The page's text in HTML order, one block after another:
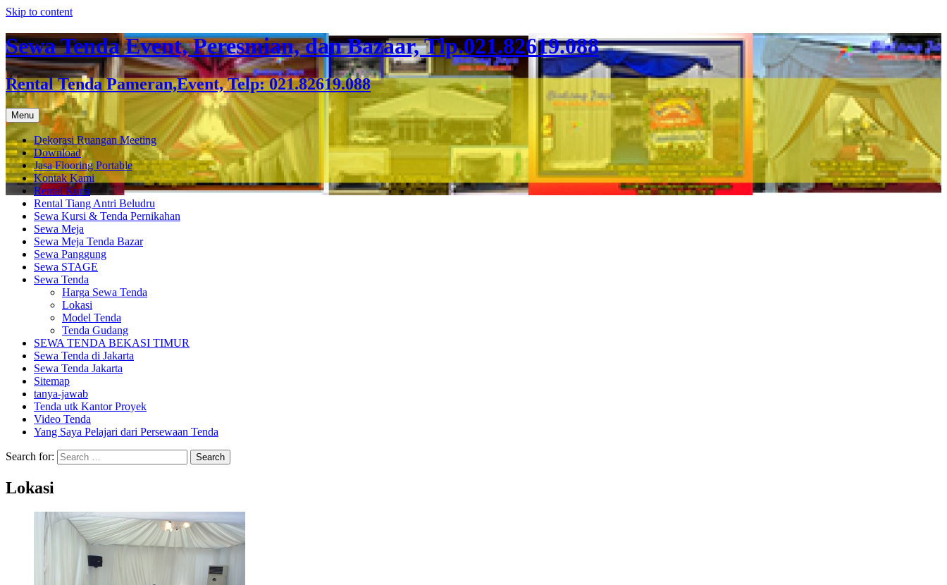
Skip to content
Sewa Tenda Event, Peresmian, dan Bazaar, Tlp.021.82619.088
Rental Tenda Pameran,Event, Telp: 021.82619.088
Menu
Dekorasi Ruangan Meeting
Download
Jasa Flooring Portable
Kontak Kami
Rental Kursi
Rental Tiang Antri Beludru
Sewa Kursi & Tenda Pernikahan
Sewa Meja
Sewa Meja Tenda Bazar
Sewa Panggung
Sewa STAGE
Sewa Tenda
Harga Sewa Tenda
Lokasi
Model Tenda
Tenda Gudang
SEWA TENDA BEKASI TIMUR
Sewa Tenda di Jakarta
Sewa Tenda Jakarta
Sitemap
tanya-jawab
Tenda utk Kantor Proyek
Video Tenda
Yang Saya Pelajari dari Persewaan Tenda
Search for:
Lokasi